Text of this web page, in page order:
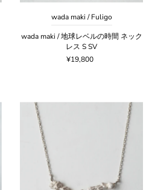
wada maki / Fuligo
wada maki / 地球レベルの時間 ネック
レス S SV
¥19,800